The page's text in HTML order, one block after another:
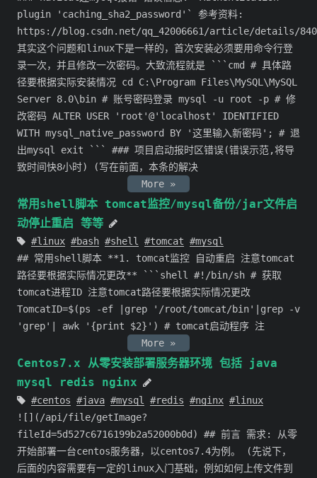
plugin 'caching_sha2_password'` 参考资料:
https://blog.csdn.net/qq_42006661/article/details/
其实这个问题和linux下是一样的，首次安装必须要用命令行登
录一次，并且修改一次密码。大致流程就是 ```cmd # 具体路
径要根据实际安装情况 cd C:\Program Files\MySQL\MySQL
Server 8.0\bin # 账号密码登录 mysql -u root -p # 修
改密码 ALTER USER 'root'@'localhost' IDENTIFIED
WITH mysql_native_password BY '这里输入新密码'; # 退
出mysql exit ``` ### 项目启动报时区错误(错误示范,将导
致时间快8小时) (写在前面，本条的解决
More »
常用shell脚本 tomcat监控/mysql备份/jar文件启
动停止重启 等等
linux bash shell tomcat
mysql
## 常用shell脚本 **1. tomcat监控 自动重启 注意tomcat
路径要根据实际情况更改** ```shell #!/bin/sh # 获取
tomcat进程ID 注意tomcat路径要根据实际情况更改
TomcatID=$(ps -ef |grep '/root/tomcat/bin'|grep -v
'grep'| awk '{print $2}') # tomcat启动程序 注
More »
Centos7.x 从零安装部署服务器环境 包括 java
mysql redis nginx
centos java mysql redis nginx
linux
![](/api/file/getImage?
fileId=5d527c6716199b2a52000b0d) ## 前言 需求: 从零
开始部署一台centos服务器，以centos7.4为例。 (先说下，
后面的内容需要有一定的linux入门基础，例如如何上传文件到